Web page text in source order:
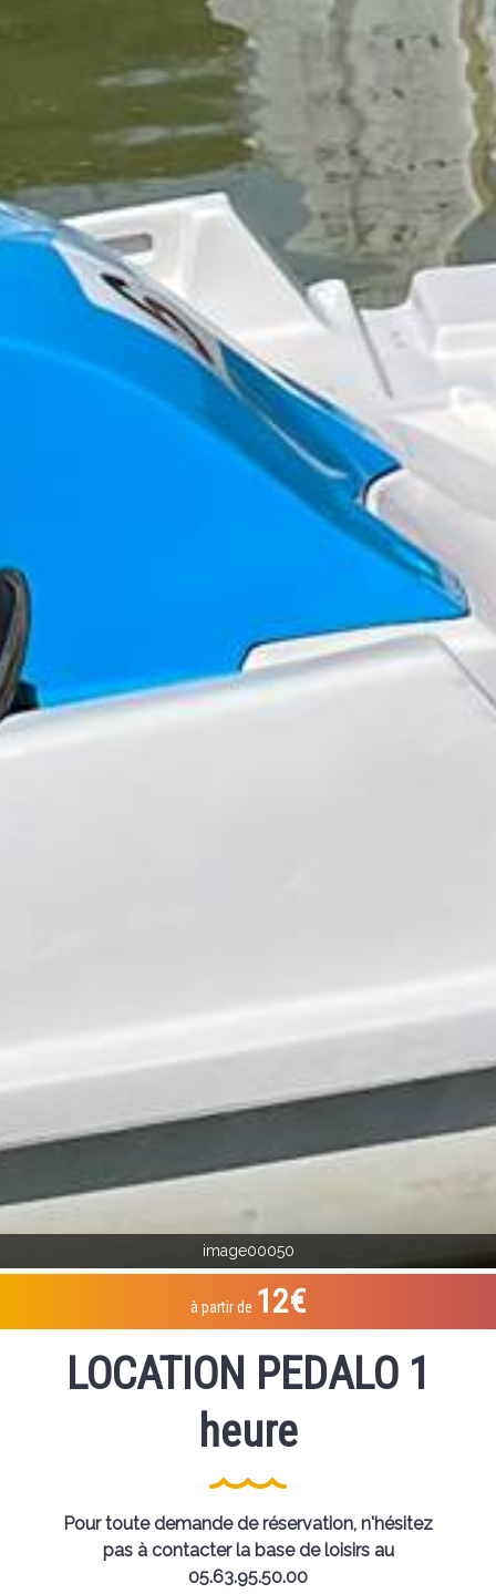
image00050
à partir de 12€
LOCATION PEDALO 1
heure
Pour toute demande de réservation, n'hésitez
pas à contacter la base de loisirs au
05.63.95.50.00